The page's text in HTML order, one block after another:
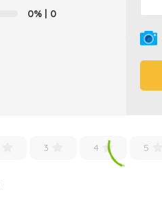
0% | 0
3 4 5